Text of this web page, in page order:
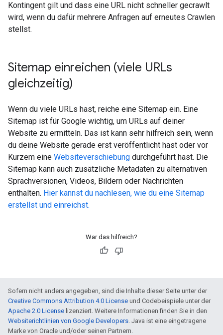
Kontingent gilt und dass eine URL nicht schneller gecrawlt
wird, wenn du dafür mehrere Anfragen auf erneutes Crawlen
stellst.
Sitemap einreichen (viele URLs
gleichzeitig)
Wenn du viele URLs hast, reiche eine Sitemap ein. Eine
Sitemap ist für Google wichtig, um URLs auf deiner
Website zu ermitteln. Das ist kann sehr hilfreich sein, wenn
du deine Website gerade erst veröffentlicht hast oder vor
Kurzem eine Websiteverschiebung durchgeführt hast. Die
Sitemap kann auch zusätzliche Metadaten zu alternativen
Sprachversionen, Videos, Bildern oder Nachrichten
enthalten. Hier kannst du nachlesen, wie du eine Sitemap
erstellst und einreichst.
War das hilfreich?
Sofern nicht anders angegeben, sind die Inhalte dieser Seite unter der
Creative Commons Attribution 4.0 License und Codebeispiele unter der
Apache 2.0 License lizenziert. Weitere Informationen finden Sie in den
Websiterichtlinien von Google Developers. Java ist eine eingetragene
Marke von Oracle und/oder seinen Partnern.